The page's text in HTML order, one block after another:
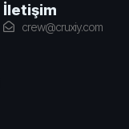
İletişim
crew@cruxiy.com